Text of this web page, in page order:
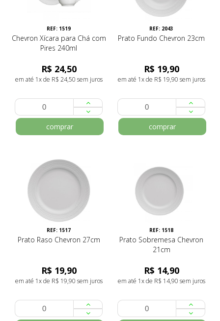
REF: 1519
Chevron Xícara para Chá com
Pires 240ml
R$ 24,50
em até 1x de R$ 24,50 sem juros
comprar
REF: 2043
Prato Fundo Chevron 23cm
R$ 19,90
em até 1x de R$ 19,90 sem juros
comprar
REF: 1517
Prato Raso Chevron 27cm
R$ 19,90
em até 1x de R$ 19,90 sem juros
REF: 1518
Prato Sobremesa Chevron
21cm
R$ 14,90
em até 1x de R$ 14,90 sem juros